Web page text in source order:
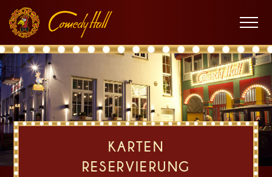
Hauptnavigation
Inhalt
Fußnavigation
K
a
Menü
KARTEN
RESERVIERUNG